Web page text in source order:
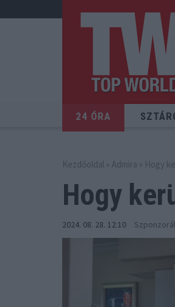
24 ÓRA
Kezdőoldal » Admira » Hogy
Hogy
2024. 08. 28. 12:10